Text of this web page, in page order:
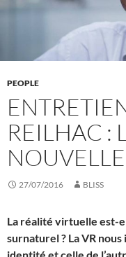
PEOPLE
REILHAC :
27/07/2016 BLISS
La réalité virtuelle est-
surnaturel ? La VR